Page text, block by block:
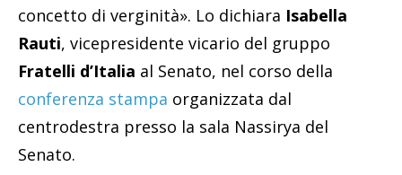
concetto di verginità». Lo dichiara Isabella
Rauti, vicepresidente vicario del gruppo
Fratelli d’Italia al Senato, nel corso della
conferenza stampa organizzata dal
centrodestra presso la sala Nassirya del
Senato.